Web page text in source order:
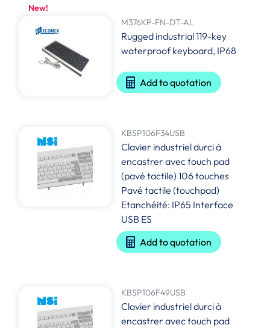
New!
M376KP-FN-DT-AL
Rugged industrial 119-key
waterproof keyboard, IP68
Add to quotation
KBSP106F34USB
Clavier industriel durci à
encastrer avec touch pad
(pavé tactile) 106 touches
Pavé tactile (touchpad)
Etanchéité: IP65 Interface
USB ES
Add to quotation
KBSP106F49USB
Clavier industriel durci à
encastrer avec touch pad